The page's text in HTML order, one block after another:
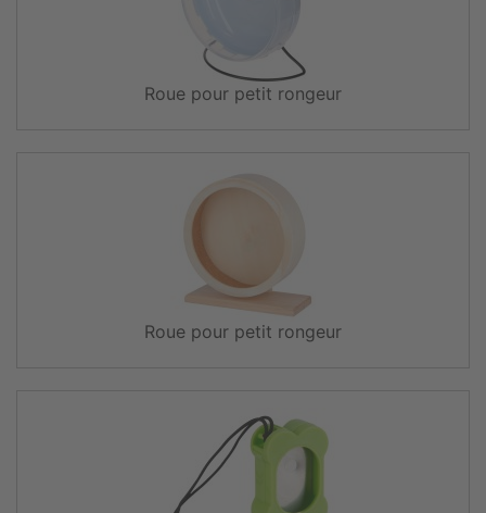
Roue pour petit rongeur
Roue pour petit rongeur